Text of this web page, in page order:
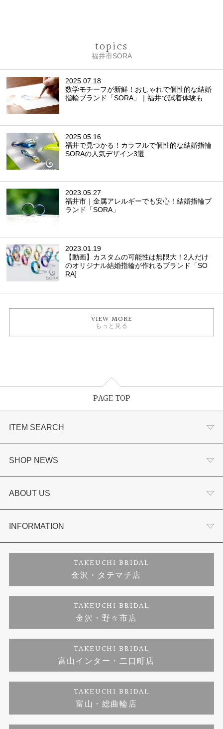
topics
福井市SORA
2025.07.18
数学モチーフが新鮮！おしゃれで個性的な結婚
指輪ブランド「SORA」｜福井で試着体験も
2025.05.16
福井で見つかる！カラフルで個性的な結婚指輪
SORAの人気デザイン3選
2023.05.27
福井市｜金属アレルギーでも安心！結婚指輪ブ
ランド「SORA」
2023.01.19
【動画】カスタムの可能性は無限大！2人だけ
のオリジナル結婚指輪が作れるブランド「SO
RA]
VIEW MORE
もっと見る
PAGE TOP
ITEM SEARCH
婚約指輪
結婚指輪
セットリング
婚約ネックレス
ダイヤモンド
ジュエリーリフォーム
SHOP NEWS
選ばれる理由まとめ
お客様の声
プロポーズサポート
ブランドリスト
福井指輪工房｜手作りペアリング
福井指輪工房｜手作り結婚指輪 and 婚約指輪
福井工房｜手作り婚約指輪プロポーズプラン
ABOUT US
会社概要
お客様の声
INFORMATION
プライバシーポリシー
TAKEUCHI BRIDAL
金沢・タテマチ店
TAKEUCHI BRIDAL
金沢・野々市店
TAKEUCHI BRIDAL
富山インター・二口町店
TAKEUCHI BRIDAL
富山・総曲輪店